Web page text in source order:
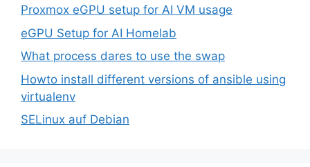
Proxmox eGPU setup for AI VM usage
eGPU Setup for AI Homelab
What process dares to use the swap
Howto install different versions of ansible using
virtualenv
SELinux auf Debian